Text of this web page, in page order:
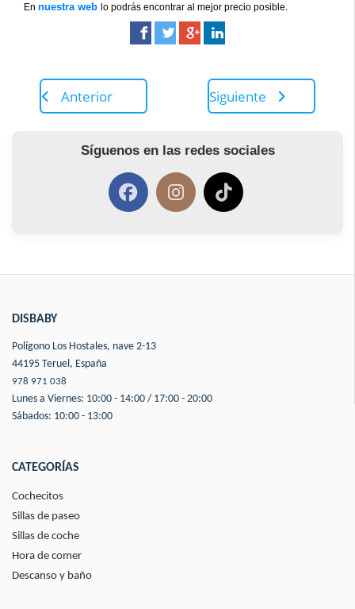
En nuestra web lo podrás encontrar al mejor precio posible.
Anterior Siguiente
Síguenos en las redes sociales
DISBABY
Polígono Los Hostales, nave 2-13
44195 Teruel, España
978 971 038
Lunes a Viernes: 10:00 - 14:00 / 17:00 - 20:00
Sábados: 10:00 - 13:00
CATEGORÍAS
Cochecitos
Sillas de paseo
Sillas de coche
Hora de comer
Descanso y baño